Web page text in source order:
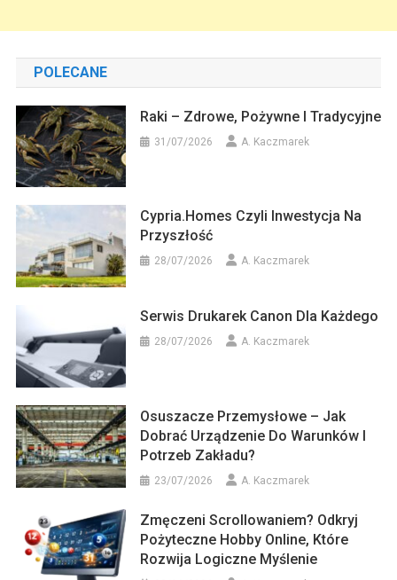
POLECANE
Raki – Zdrowe, Pożywne I Tradycyjne
31/07/2026 A. Kaczmarek
Cypria.homes Czyli Inwestycja Na
Przyszłość
28/07/2026 A. Kaczmarek
Serwis Drukarek Canon Dla Każdego
28/07/2026 A. Kaczmarek
Osuszacze Przemysłowe – Jak
Dobrać Urządzenie Do Warunków I
Potrzeb Zakładu?
23/07/2026 A. Kaczmarek
Zmęczeni Scrollowaniem? Odkryj
Pożyteczne Hobby Online, Które
Rozwija Logiczne Myślenie